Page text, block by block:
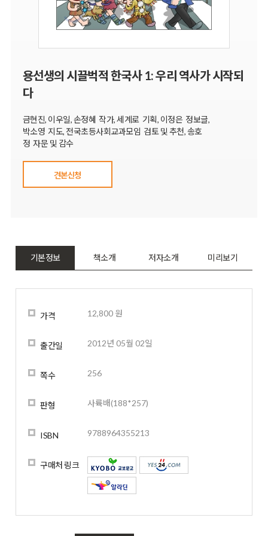
용선생의 시끌벅적 한국사 1: 우리 역사가 시작되
다
금현진, 이우일, 손정혜 작가, 세계로 기획, 이정은 정보글,
박소영 지도, 전국초등사회교과모임 검토 및 추천, 송호
정 자문 및 감수
견본신청
기본정보 책소개 저자소개 미리보기
가격 12,800 원
출간일 2012년 05월 02일
쪽수 256
판형 사륙배(188*257)
ISBN 9788964355213
구매처 링크